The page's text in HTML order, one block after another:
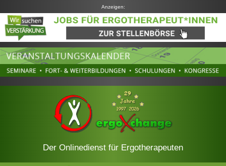
Anzeigen:
Der Onlinedienst für Ergotherapeuten